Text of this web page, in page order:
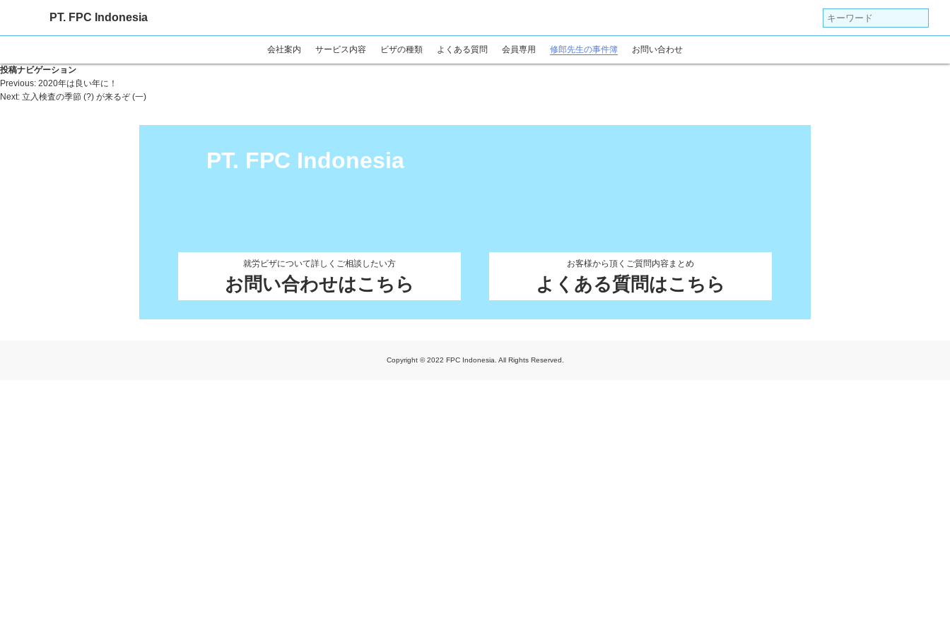
PT. FPC Indonesia
会社案内 サービス内容 ビザの種類 よくある質問 会員専用 修郎先生の事件簿 お問い合わせ
投稿ナビゲーション
Previous: 2020年は良い年に！
Next: 立入検査の季節 (?) が来るぞ (一)
PT. FPC Indonesia
就労ビザについて詳しくご相談したい方
お問い合わせはこちら
お客様から頂くご質問内容まとめ
よくある質問はこちら
Copyright © 2022 FPC Indonesia. All Rights Reserved.